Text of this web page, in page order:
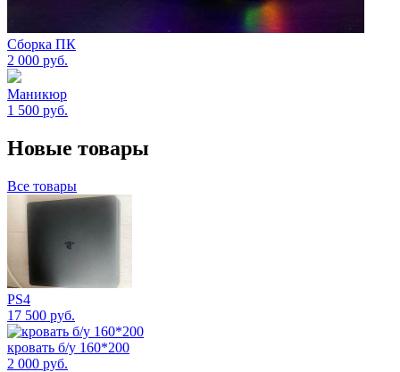
Сборка ПК
2 000 руб.
Маникюр
1 500 руб.
Новые товары
Все товары
PS4
17 500 руб.
кровать б/у 160*200
2 000 руб.